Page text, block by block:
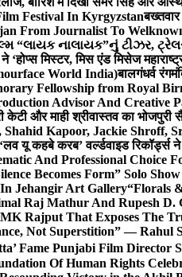
Festival In Kyrgyzstan
From Journalist To
“લાયક નાલાયક”નું ટીઝર,
‘होप्स मिस्टर, मिस एंड मिसेज
World India)बालगंधर्व
Fellowship from Royal
Advisor And Creative
केटी और माही श्रीवास्तव का भोजपुरी
Kapoor, Jackie Shroff,
यू कहबे करब’ वर्ल्डवाइड रिकॉर्ड्स
And Professional Choice
Becomes Form” Solo
Jehangir Art Gallery“Florals
Raj Mathur And Rupesh
Rajput That Exposes The
Not Superstition” — Rahul
Fame Punjabi Film Director
Of Human Rights